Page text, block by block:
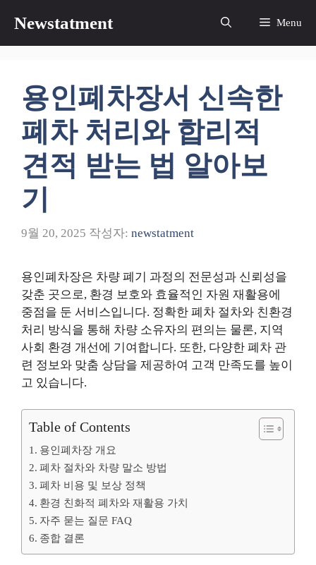
츠
Newstatment Menu
용인폐차장서 신속한
폐차 처리와 합리적
견적 받는 법 알아보
기
9월 20, 2025 작성자: newstatment
용인폐차장은 차량 폐기 과정의 전문성과 신뢰성을
갖춘 곳으로, 환경 보호와 효율적인 자원 재활용에
중점을 둔 서비스입니다. 정확한 폐차 절차와 친환경
처리 방식을 통해 차량 소유자의 편의는 물론, 지역
사회 환경 개선에 기여합니다. 또한, 다양한 폐차 관
련 정보와 맞춤 상담을 제공하여 고객 만족도를 높이
고 있습니다.
Table of Contents
용인폐차장 개요
폐차 절차와 차량 말소 방법
폐차 비용 및 보상 정책
환경 친화적 폐차와 재활용 가치
자주 묻는 질문 FAQ
종합 결론